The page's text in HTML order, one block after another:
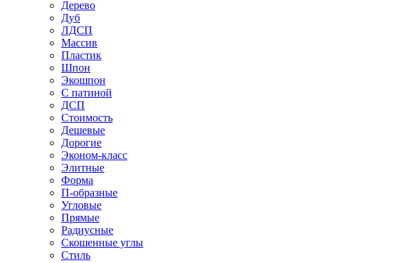
Дерево
Дуб
ЛДСП
Массив
Пластик
Шпон
Экошпон
С патиной
ДСП
Стоимость
Дешевые
Дорогие
Эконом-класс
Элитные
Форма
П-образные
Угловые
Прямые
Радиусные
Скошенные углы
Стиль